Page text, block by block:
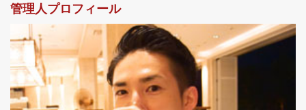
管理人プロフィール